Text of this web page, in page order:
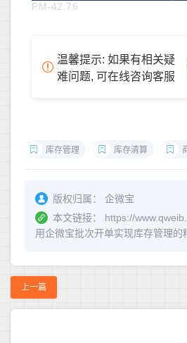
PM-42.76
温馨提示: 如果有相关疑
难问题, 可在线咨询客服
库存管理 库存清算
版权归属：
企微宝
本文链接：
https://
用企微宝批次开单实现库存管理的
上一篇